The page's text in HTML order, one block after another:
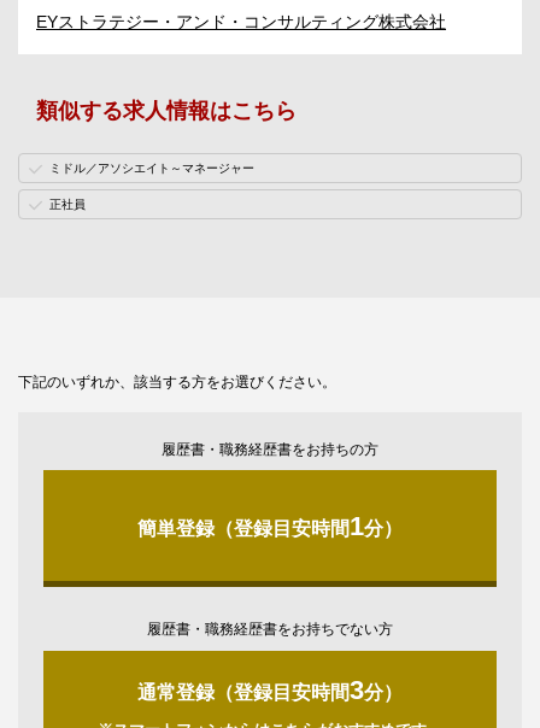
EYストラテジー・アンド・コンサルティング株式会社
類似する求人情報はこちら
ミドル／アソシエイト～マネージャー
正社員
下記のいずれか、該当する方をお選びください。
履歴書・職務経歴書をお持ちの方
簡単登録（登録目安時間1分）
履歴書・職務経歴書をお持ちでない方
通常登録（登録目安時間3分）